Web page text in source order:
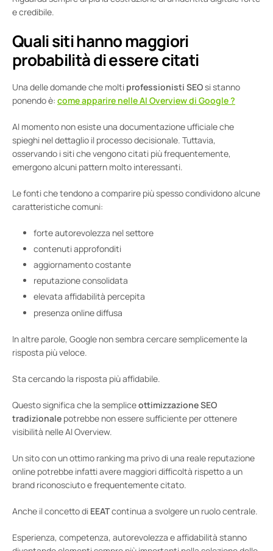
e credibile.
Quali siti hanno maggiori
probabilità di essere citati
Una delle domande che molti professionisti SEOsi stanno
ponendo è: come apparire nelle AI Overview di Google ?
Al momento non esiste una documentazione ufficiale che
spieghi nel dettaglio il processo decisionale. Tuttavia,
osservando i siti che vengono citati più frequentemente,
emergono alcuni pattern molto interessanti.
Le fonti che tendono a comparire più spesso condividono alcune
caratteristiche comuni:
forte autorevolezza nel settore
contenuti approfonditi
aggiornamento costante
reputazione consolidata
elevata affidabilità percepita
presenza online diffusa
In altre parole, Google non sembra cercare semplicemente la
risposta più veloce.
Sta cercando la risposta più affidabile.
Questo significa che la sempliceottimizzazione SEO
tradizionale potrebbe non essere sufficiente per ottenere
visibilità nelle AI Overview.
Un sito con un ottimo ranking ma privo di una reale reputazione
online potrebbe infatti avere maggiori difficoltà rispetto a un
brand riconosciuto e frequentemente citato.
Anche il concetto di EEATcontinua a svolgere un ruolo centrale.
Esperienza, competenza, autorevolezza e affidabilità stanno